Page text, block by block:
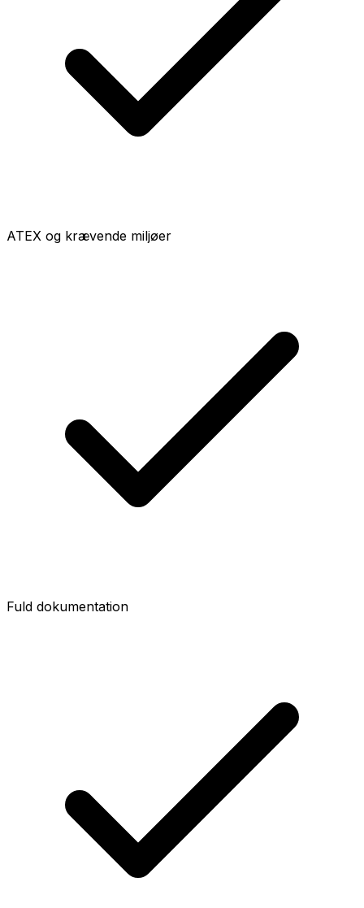
ATEX og krævende miljøer
Fuld dokumentation